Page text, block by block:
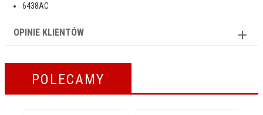
6438AC
OPINIE KLIENTÓW
POLECAMY